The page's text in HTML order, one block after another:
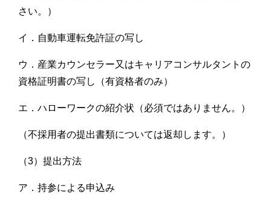
さい。）
イ．自動車運転免許証の写し
ウ．産業カウンセラー又はキャリアコンサルタントの
資格証明書の写し（有資格者のみ）
エ．ハローワークの紹介状（必須ではありません。）
（不採用者の提出書類については返却します。）
（3）提出方法
ア．持参による申込み